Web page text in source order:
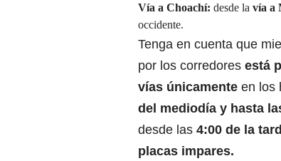
Vía a Choachí: desde la vía a
occidente.
Tenga en cuenta que
por los corredores está
vías únicamente en los
del mediodía y hasta
desde las 4:00 de la
placas impares.